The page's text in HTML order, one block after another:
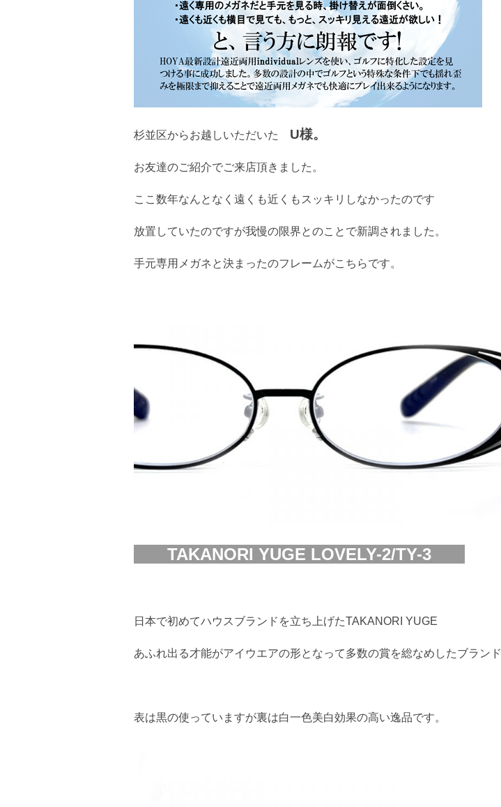
杉並区からお越しいただいた U様。
お友達のご紹介でご来店頂きました。
ここ数年なんとなく遠くも近くもスッキリしなかったのです
放置していたのですが我慢の限界とのことで新調されました。
手元専用メガネと決まったのフレームがこちらです。
TAKANORI YUGE LOVELY-2/TY-3
日本で初めてハウスブランドを立ち上げたTAKANORI YUGE
あふれ出る才能がアイウエアの形となって多数の賞を総なめしたブランド
表は黒の使っていますが裏は白一色美白効果の高い逸品です。